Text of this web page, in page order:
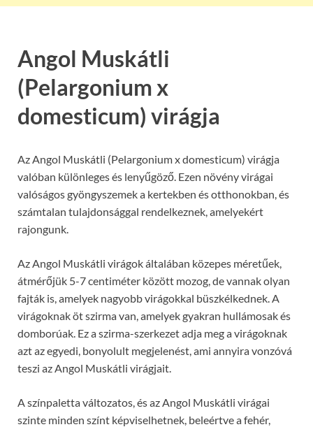
Angol Muskátli
(Pelargonium x
domesticum) virágja
Az Angol Muskátli (Pelargonium x domesticum) virágja
valóban különleges és lenyűgöző. Ezen növény virágai
valóságos gyöngyszemek a kertekben és otthonokban, és
számtalan tulajdonsággal rendelkeznek, amelyekért
rajongunk.
Az Angol Muskátli virágok általában közepes méretűek,
átmérőjük 5-7 centiméter között mozog, de vannak olyan
fajták is, amelyek nagyobb virágokkal büszkélkednek. A
virágoknak öt szirma van, amelyek gyakran hullámosak és
domborúak. Ez a szirma-szerkezet adja meg a virágoknak
azt az egyedi, bonyolult megjelenést, ami annyira vonzóvá
teszi az Angol Muskátli virágjait.
A színpaletta változatos, és az Angol Muskátli virágai
szinte minden színt képviselhetnek, beleértve a fehér,